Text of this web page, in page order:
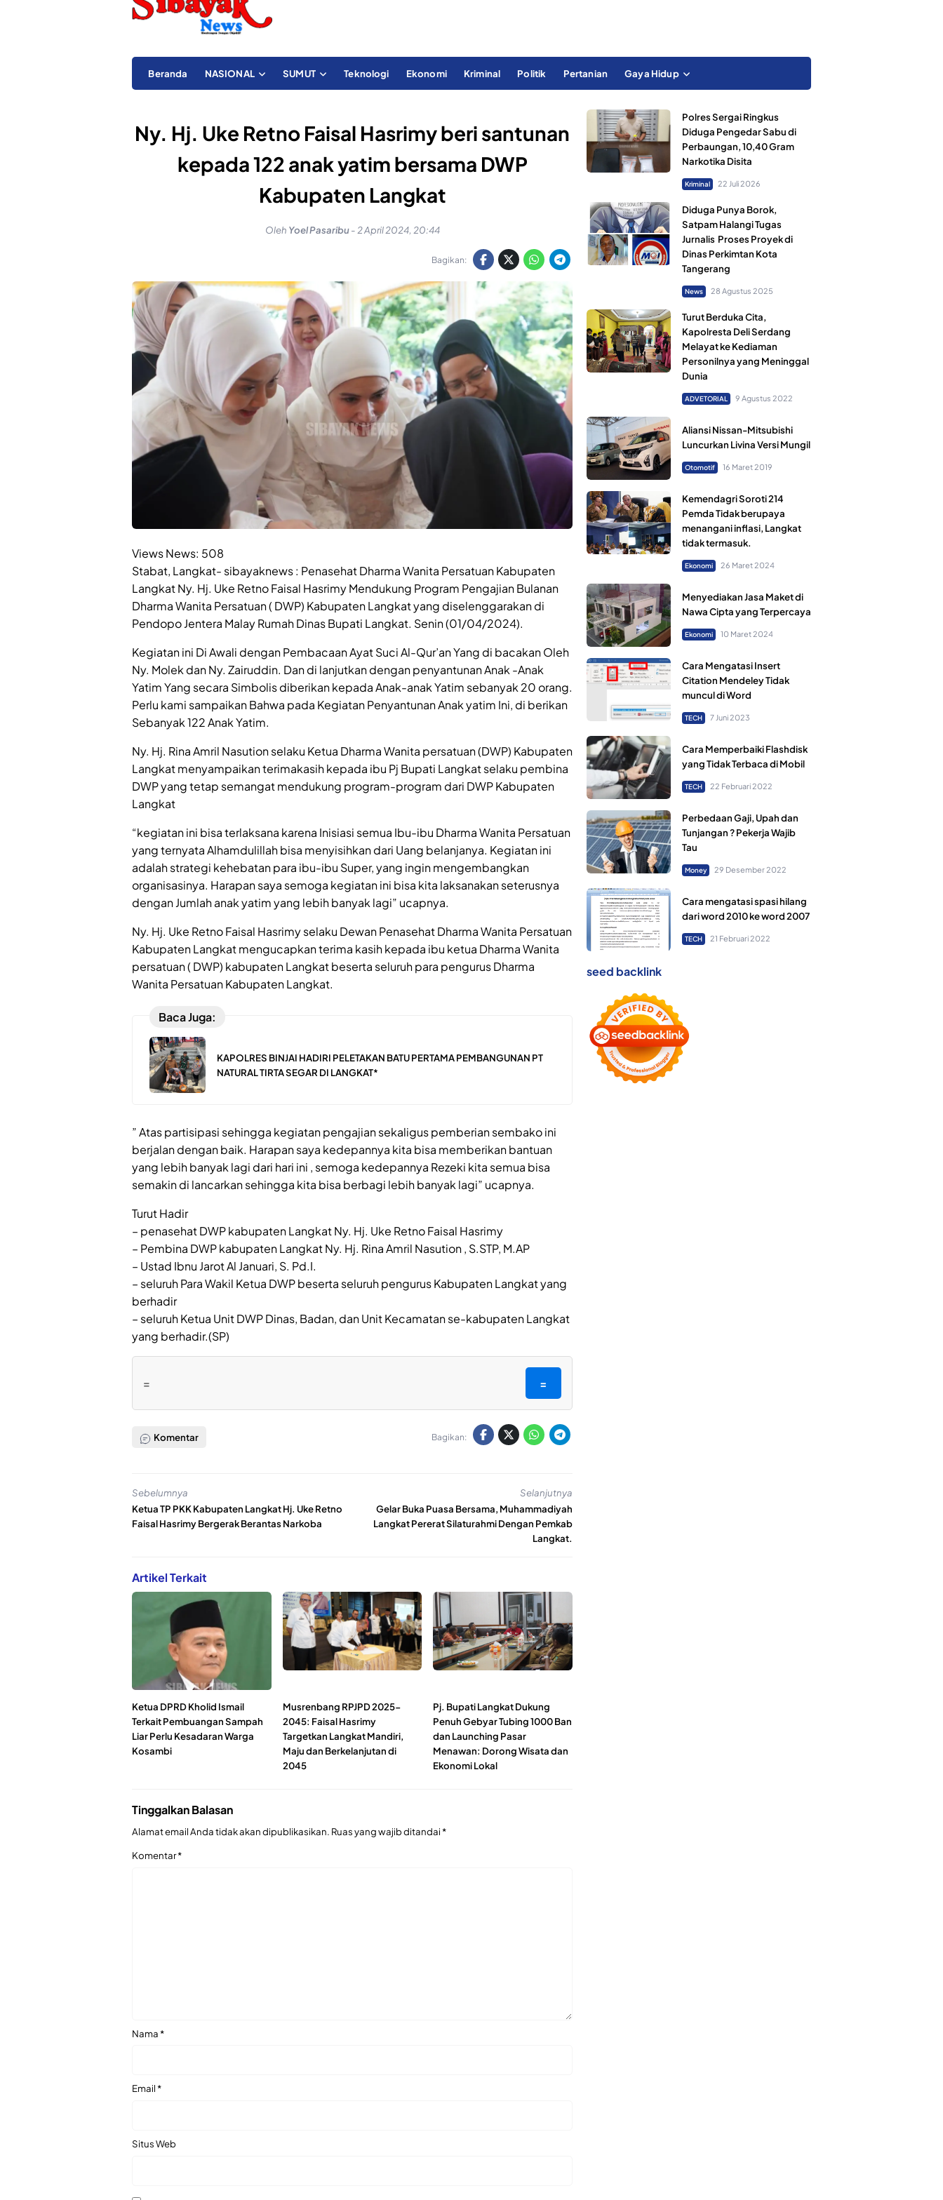
Beranda NASIONAL SUMUT Teknologi Ekonomi Kriminal Politik Pertanian Gaya Hidup
Ny. Hj. Uke Retno Faisal Hasrimy beri santunan
kepada 122 anak yatim bersama DWP
Kabupaten Langkat
Oleh Yoel Pasaribu - 2 April 2024, 20:44
Bagikan:
Views News: 508
Stabat, Langkat- sibayaknews : Penasehat Dharma Wanita Persatuan Kabupaten
Langkat Ny. Hj. Uke Retno Faisal Hasrimy Mendukung Program Pengajian Bulanan
Dharma Wanita Persatuan ( DWP) Kabupaten Langkat yang diselenggarakan di
Pendopo Jentera Malay Rumah Dinas Bupati Langkat. Senin (01/04/2024).
Kegiatan ini Di Awali dengan Pembacaan Ayat Suci Al-Qur’an Yang di bacakan Oleh
Ny. Molek dan Ny. Zairuddin. Dan di lanjutkan dengan penyantunan Anak -Anak
Yatim Yang secara Simbolis diberikan kepada Anak-anak Yatim sebanyak 20 orang.
Perlu kami sampaikan Bahwa pada Kegiatan Penyantunan Anak yatim Ini, di berikan
Sebanyak 122 Anak Yatim.
Ny. Hj. Rina Amril Nasution selaku Ketua Dharma Wanita persatuan (DWP) Kabupaten
Langkat menyampaikan terimakasih kepada ibu Pj Bupati Langkat selaku pembina
DWP yang tetap semangat mendukung program-program dari DWP Kabupaten
Langkat
“kegiatan ini bisa terlaksana karena Inisiasi semua Ibu-ibu Dharma Wanita Persatuan
yang ternyata Alhamdulillah bisa menyisihkan dari Uang belanjanya. Kegiatan ini
adalah strategi kehebatan para ibu-ibu Super, yang ingin mengembangkan
organisasinya. Harapan saya semoga kegiatan ini bisa kita laksanakan seterusnya
dengan Jumlah anak yatim yang lebih banyak lagi” ucapnya.
Ny. Hj. Uke Retno Faisal Hasrimy selaku Dewan Penasehat Dharma Wanita Persatuan
Kabupaten Langkat mengucapkan terima kasih kepada ibu ketua Dharma Wanita
persatuan ( DWP) kabupaten Langkat beserta seluruh para pengurus Dharma
Wanita Persatuan Kabupaten Langkat.
Baca Juga:
KAPOLRES BINJAI HADIRI PELETAKAN BATU PERTAMA PEMBANGUNAN PT
NATURAL TIRTA SEGAR DI LANGKAT*
” Atas partisipasi sehingga kegiatan pengajian sekaligus pemberian sembako ini
berjalan dengan baik. Harapan saya kedepannya kita bisa memberikan bantuan
yang lebih banyak lagi dari hari ini , semoga kedepannya Rezeki kita semua bisa
semakin di lancarkan sehingga kita bisa berbagi lebih banyak lagi” ucapnya.
Turut Hadir
– penasehat DWP kabupaten Langkat Ny. Hj. Uke Retno Faisal Hasrimy
– Pembina DWP kabupaten Langkat Ny. Hj. Rina Amril Nasution , S.STP, M.AP
– Ustad Ibnu Jarot Al Januari, S. Pd.I.
– seluruh Para Wakil Ketua DWP beserta seluruh pengurus Kabupaten Langkat yang
berhadir
– seluruh Ketua Unit DWP Dinas, Badan, dan Unit Kecamatan se-kabupaten Langkat
yang berhadir.(SP)
= =
Komentar Bagikan:
Sebelumnya
Ketua TP PKK Kabupaten Langkat Hj. Uke Retno
Faisal Hasrimy Bergerak Berantas Narkoba
Selanjutnya
Gelar Buka Puasa Bersama, Muhammadiyah
Langkat Pererat Silaturahmi Dengan Pemkab
Langkat.
Artikel Terkait
Ketua DPRD Kholid Ismail
Terkait Pembuangan Sampah
Liar Perlu Kesadaran Warga
Kosambi
Musrenbang RPJPD 2025-
2045: Faisal Hasrimy
Targetkan Langkat Mandiri,
Maju dan Berkelanjutan di
2045
Pj. Bupati Langkat Dukung
Penuh Gebyar Tubing 1000 Ban
dan Launching Pasar
Menawan: Dorong Wisata dan
Ekonomi Lokal
Tinggalkan Balasan
Alamat email Anda tidak akan dipublikasikan. Ruas yang wajib ditandai*
Komentar*
Nama*
Email*
Situs Web
Polres Sergai Ringkus
Diduga Pengedar Sabu di
Perbaungan, 10,40 Gram
Narkotika Disita
Kriminal 22 Juli 2026
Diduga Punya Borok,
Satpam Halangi Tugas
Jurnalis Proses Proyek di
Dinas Perkimtan Kota
Tangerang
News 28 Agustus 2025
Turut Berduka Cita,
Kapolresta Deli Serdang
Melayat ke Kediaman
Personilnya yang Meninggal
Dunia
ADVETORIAL 9 Agustus 2022
Aliansi Nissan-Mitsubishi
Luncurkan Livina Versi Mungil
Otomotif 16 Maret 2019
Kemendagri Soroti 214
Pemda Tidak berupaya
menangani inflasi, Langkat
tidak termasuk.
Ekonomi 26 Maret 2024
Menyediakan Jasa Maket di
Nawa Cipta yang Terpercaya
Ekonomi 10 Maret 2024
Cara Mengatasi Insert
Citation Mendeley Tidak
muncul di Word
TECH 7 Juni 2023
Cara Memperbaiki Flashdisk
yang Tidak Terbaca di Mobil
TECH 22 Februari 2022
Perbedaan Gaji, Upah dan
Tunjangan ? Pekerja Wajib
Tau
Money 29 Desember 2022
Cara mengatasi spasi hilang
dari word 2010 ke word 2007
TECH 21 Februari 2022
seed backlink